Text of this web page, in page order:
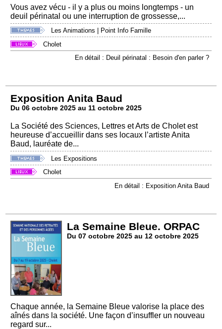
Vous avez vécu - il y a plus ou moins longtemps - un
deuil périnatal ou une interruption de grossesse,...
Les Animations
Point Info Famille
Cholet
En détail : Deuil périnatal : Besoin d'en parler ?
Exposition Anita Baud
Du 06 octobre 2025 au 11 octobre 2025
La Société des Sciences, Lettres et Arts de Cholet est
heureuse d’accueillir dans ses locaux l’artiste Anita
Baud, lauréate de...
Les Expositions
Cholet
En détail : Exposition Anita Baud
La Semaine Bleue. ORPAC
Du 07 octobre 2025 au 12 octobre 2025
Chaque année, la Semaine Bleue valorise la place des
aînés dans la société. Une façon d’insuffler un nouveau
regard sur...